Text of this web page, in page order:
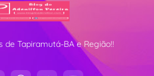
de Tapiramutá-BA e Região!!